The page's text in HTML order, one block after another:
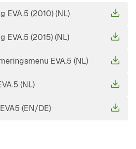
EVA.5 (2010) (NL)
EVA.5 (2015) (NL)
EVA.5 (NL)
(NL)
(EN/DE)